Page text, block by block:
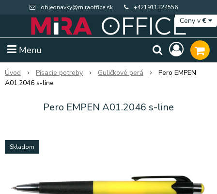
objednavky@miraoffice.sk +421911324556
Menu
Ceny v€
Extra výpredaj zásob Výpredaj BTS
Úvod Písacie potreby Guličkové perá
Pero EMPEN
A01.2046 s-line
Pero EMPEN A01.2046 s-line
Skladom